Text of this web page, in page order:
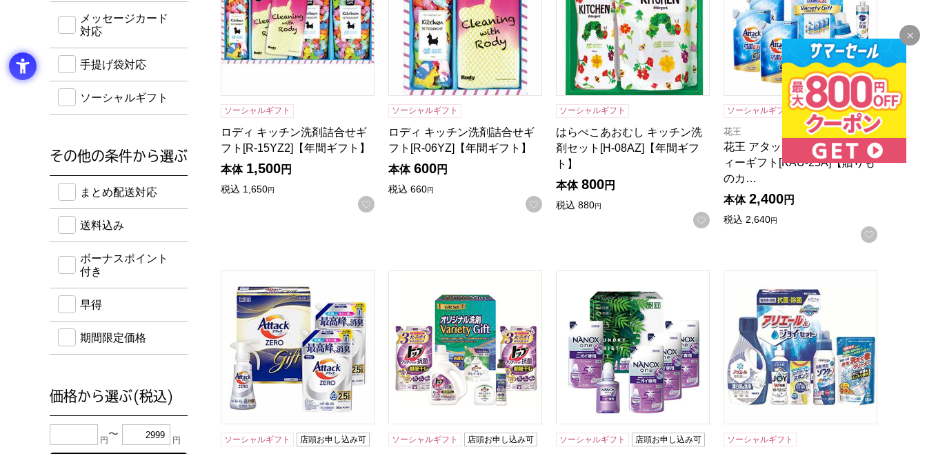
ソーシャルギフト
ロディ キッチン洗剤詰合せギ
フト[R-15YZ2]【年間ギフト】
本体 1,500円
税込 1,650円
お気に入りに登録する
ソーシャルギフト
ロディ キッチン洗剤詰合せギ
フト[R-06YZ]【年間ギフト】
本体 600円
税込 660円
お気に入りに登録する
ソーシャルギフト
はらぺこあおむし キッチン洗
剤セット[H-08AZ]【年間ギフ
ト】
本体 800円
税込 880円
お気に入りに登録する
ソーシャルギフト 店頭お申し込み可
花王
花王 アタック抗菌EXバラエテ
ィーギフト[KAU-25A]【贈りも
のカ…
本体 2,400円
税込 2,640円
お気に入
ソーシャルギフト 店頭お申し込み可 ソーシャルギフト 店頭お申し込み可 ソーシャルギフト 店頭お申し込み可 ソーシャルギフト
メッセージカード
対応
手提げ袋対応
ソーシャルギフト
その他の条件から選ぶ
送料込み・ボーナスポイント付き・早得・期間限定商品から絞り込むことができます。
まとめ配送対応
送料込み
ボーナスポイント
付き
早得
期間限定価格
価格から選ぶ(税込)
下限金額・上限金額のどちらか１つまたは両方に、検索したい金額を入力してください。
円 円